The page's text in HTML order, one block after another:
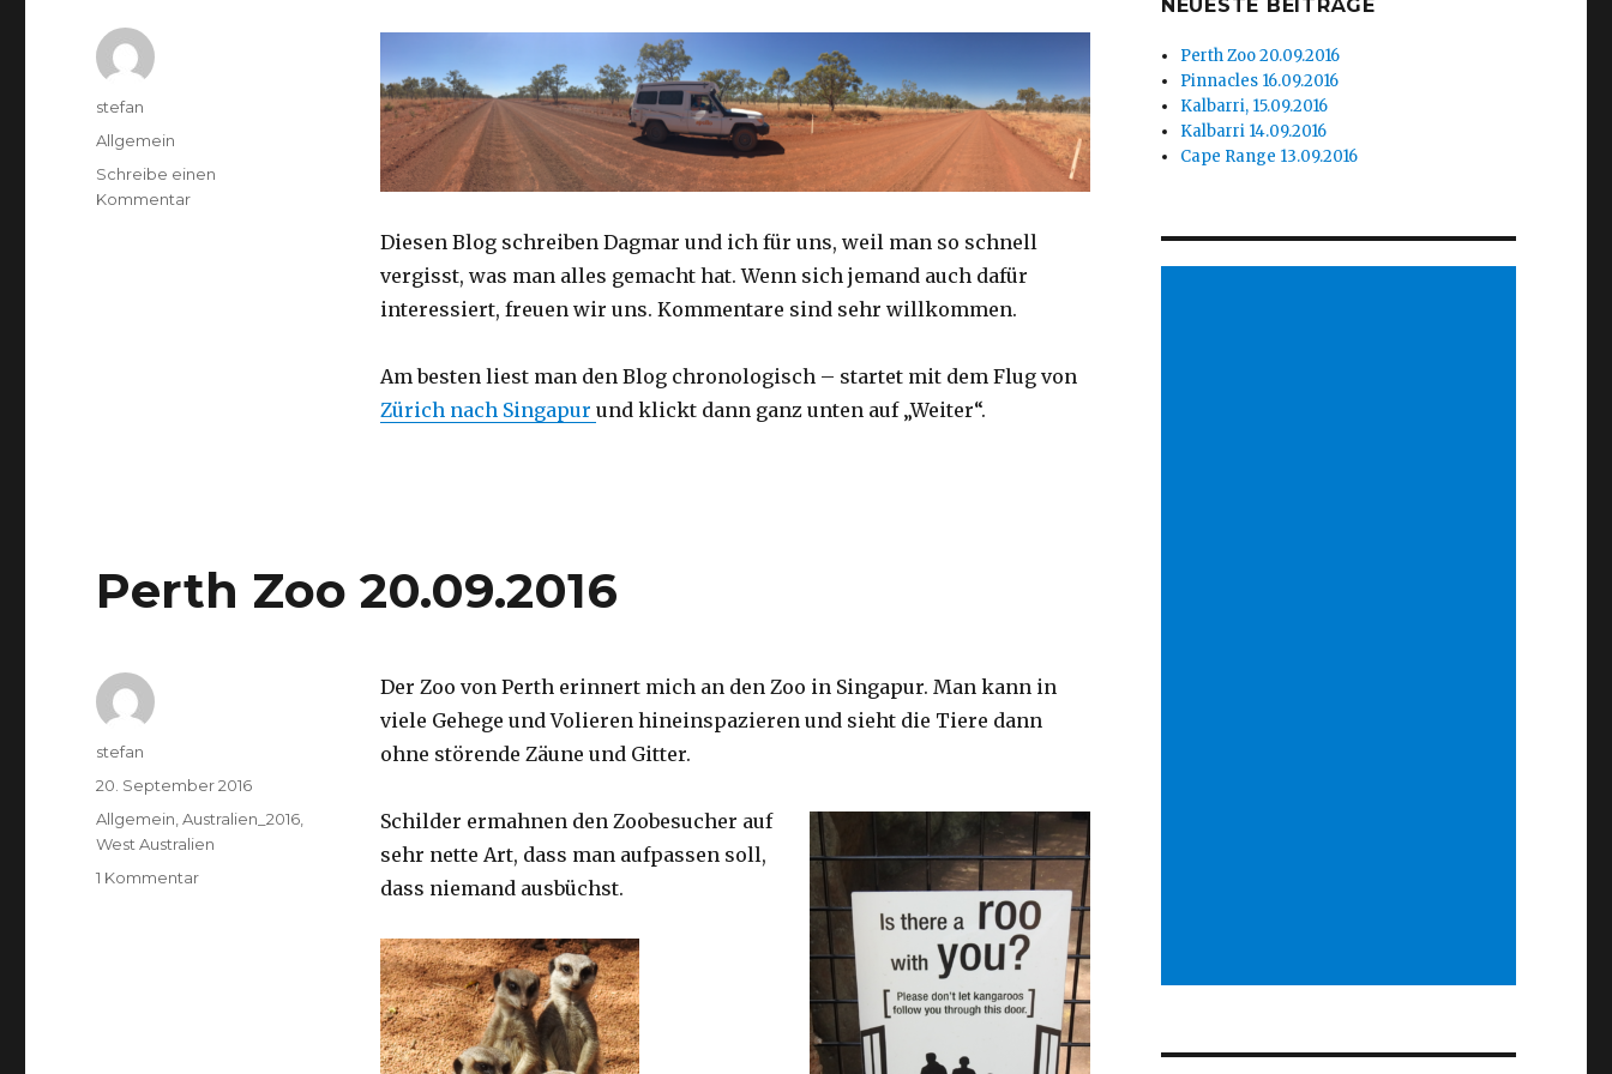
Diesen Blog schreiben Dagmar und ich für uns, weil man so schnell
vergisst, was man alles gemacht hat. Wenn sich jemand auch dafür
interessiert, freuen wir uns. Kommentare sind sehr willkommen.
Am besten liest man den Blog chronologisch – startet mit dem Flug von
Zürich nach Singapur und klickt dann ganz unten auf „Weiter“.
Autor
stefan
Kategorien
Allgemein
Schreibe einen
Kommentarzu
Perth Zoo 20.09.2016
Der Zoo von Perth erinnert mich an den Zoo in Singapur. Man kann in
viele Gehege und Volieren hineinspazieren und sieht die Tiere dann
ohne störende Zäune und Gitter.
Schilder ermahnen den Zoobesucher auf
sehr nette Art, dass man aufpassen soll,
dass niemand ausbüchst.
Autor
stefan
Veröffentlicht
am
20. September 2016
Kategorien
Allgemein,Australien_2016,
West Australien
1 Kommentarzu
NEUESTE BEITRÄGE
Perth Zoo 20.09.2016
Pinnacles 16.09.2016
Kalbarri, 15.09.2016
Kalbarri 14.09.2016
Cape Range 13.09.2016